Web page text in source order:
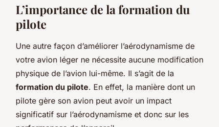
L’importance de la formation du
pilote
Une autre façon d’améliorer l’aérodynamisme de
votre avion léger ne nécessite aucune modification
physique de l’avion lui-même. Il s’agit de la
formation du pilote. En effet, la manière dont un
pilote gère son avion peut avoir un impact
significatif sur l’aérodynamisme et donc sur les